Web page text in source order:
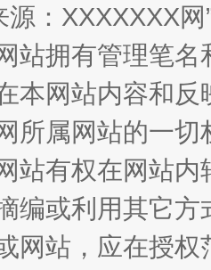
名
源：XXXXXXX
站拥有管理笔
本网站内容和
所属网站的一
站有权在网站
编或利用其它
网站，应在授